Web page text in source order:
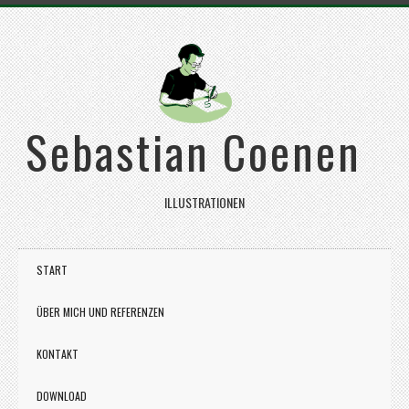
Sebastian Coenen
ILLUSTRATIONEN
START
ÜBER MICH UND REFERENZEN
KONTAKT
DOWNLOAD